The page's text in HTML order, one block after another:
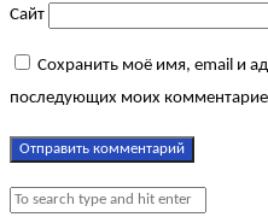
Сайт
Сохранить моё имя, email и
последующих моих